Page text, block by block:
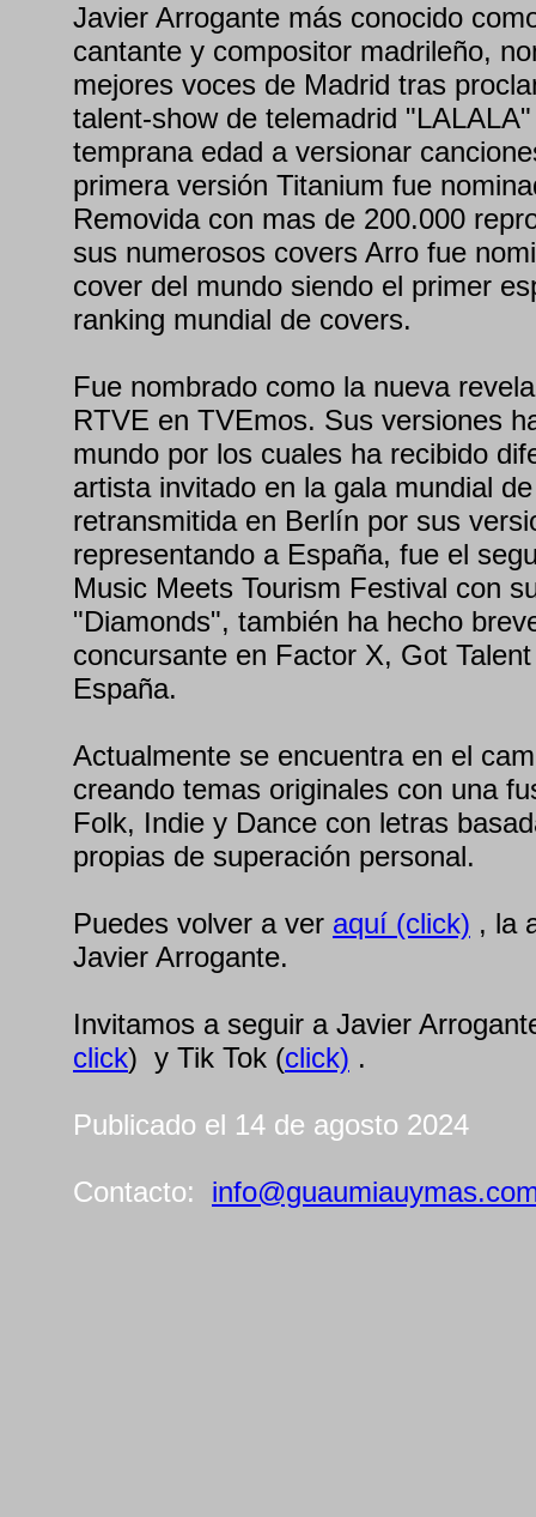
Javier Arrogante más conocido
cantante y compositor madrileño,
mejores voces de Madrid tras
talent-show de telemadrid
temprana edad a versionar
primera versión Titanium fue
Removida con mas de 200.000
sus numerosos covers Arro fue
cover del mundo siendo el primer
ranking mundial de covers.
Fue nombrado como la nueva
RTVE en TVEmos. Sus versiones
mundo por los cuales ha recibido
artista invitado en la gala mundial
retransmitida en Berlín por sus
representando a España, fue el
Music Meets Tourism Festival con
"Diamonds", también ha hecho
concursante en Factor X, Got
España.
Actualmente se encuentra en el
creando temas originales con una
Folk, Indie y Dance con letras
propias de superación personal.
Puedes volver a ver aquí (click) , la
Javier Arrogante.
Invitamos a seguir a Javier
click) y Tik Tok (click) .
Publicado el 14 de agosto 2024
Contacto: